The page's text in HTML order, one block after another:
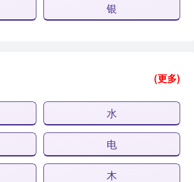
银
(更多)
水
电
木